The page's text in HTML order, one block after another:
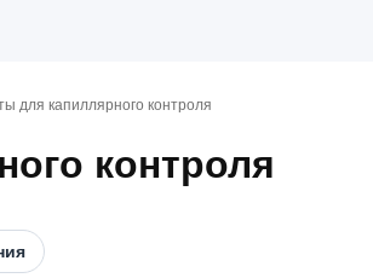
для капиллярного контроля
контроля